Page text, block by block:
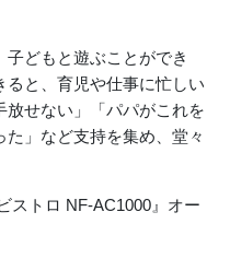
どもと遊ぶことができ
ると、育児や仕事に忙しい
せない」「パパがこれを
」など支持を集め、堂々
ストロ NF-AC1000』オー